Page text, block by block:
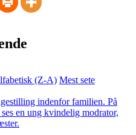
(Z-A) Mest sete